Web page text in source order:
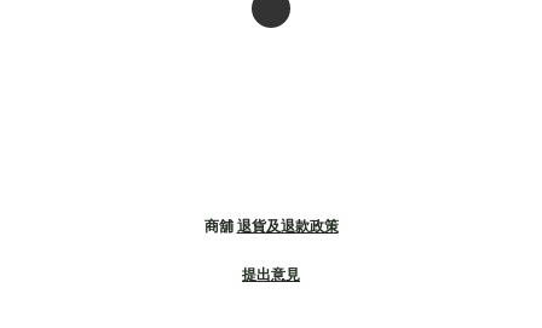
商舖 退貨及退款政策
提出意見